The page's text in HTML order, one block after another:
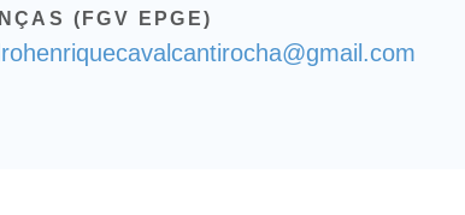
(FGV EPGE)